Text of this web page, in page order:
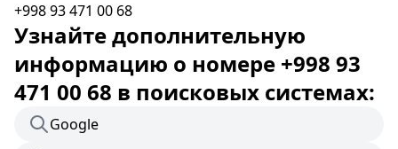
+998 93 471 00 68
Узнайте дополнительную
информацию о номере +998 93
471 00 68 в поисковых системах:
Google